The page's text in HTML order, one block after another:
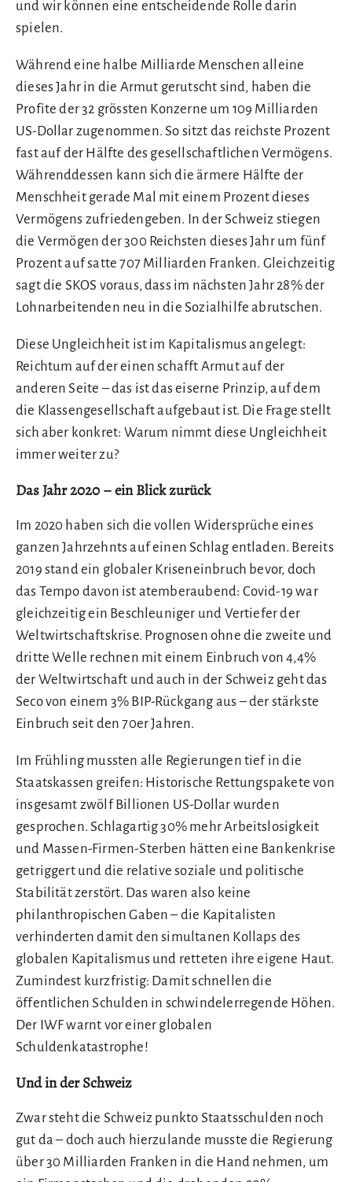
und wir können eine entscheidende Rolle darin
spielen.
Während eine halbe Milliarde Menschen alleine
dieses Jahr in die Armut gerutscht sind, haben die
Profite der 32 grössten Konzerne um 109 Milliarden
US-Dollar zugenommen. So sitzt das reichste Prozent
fast auf der Hälfte des gesellschaftlichen Vermögens.
Währenddessen kann sich die ärmere Hälfte der
Menschheit gerade Mal mit einem Prozent dieses
Vermögens zufriedengeben. In der Schweiz stiegen
die Vermögen der 300 Reichsten dieses Jahr um fünf
Prozent auf satte 707 Milliarden Franken. Gleichzeitig
sagt die SKOS voraus, dass im nächsten Jahr 28% der
Lohnarbeitenden neu in die Sozialhilfe abrutschen.
Diese Ungleichheit ist im Kapitalismus angelegt:
Reichtum auf der einen schafft Armut auf der
anderen Seite – das ist das eiserne Prinzip, auf dem
die Klassengesellschaft aufgebaut ist. Die Frage stellt
sich aber konkret: Warum nimmt diese Ungleichheit
immer weiter zu?
Das Jahr 2020 – ein Blick zurück
Im 2020 haben sich die vollen Widersprüche eines
ganzen Jahrzehnts auf einen Schlag entladen. Bereits
2019 stand ein globaler Kriseneinbruch bevor, doch
das Tempo davon ist atemberaubend: Covid-19 war
gleichzeitig ein Beschleuniger und Vertiefer der
Weltwirtschaftskrise. Prognosen ohne die zweite und
dritte Welle rechnen mit einem Einbruch von 4,4%
der Weltwirtschaft und auch in der Schweiz geht das
Seco von einem 3% BIP-Rückgang aus – der stärkste
Einbruch seit den 70er Jahren.
Im Frühling mussten alle Regierungen tief in die
Staatskassen greifen: Historische Rettungspakete von
insgesamt zwölf Billionen US-Dollar wurden
gesprochen. Schlagartig 30% mehr Arbeitslosigkeit
und Massen-Firmen-Sterben hätten eine Bankenkrise
getriggert und die relative soziale und politische
Stabilität zerstört. Das waren also keine
philanthropischen Gaben – die Kapitalisten
verhinderten damit den simultanen Kollaps des
globalen Kapitalismus und retteten ihre eigene Haut.
Zumindest kurzfristig: Damit schnellen die
öffentlichen Schulden in schwindelerregende Höhen.
Der IWF warnt vor einer globalen
Schuldenkatastrophe!
Und in der Schweiz
Zwar steht die Schweiz punkto Staatsschulden noch
gut da – doch auch hierzulande musste die Regierung
über 30 Milliarden Franken in die Hand nehmen, um